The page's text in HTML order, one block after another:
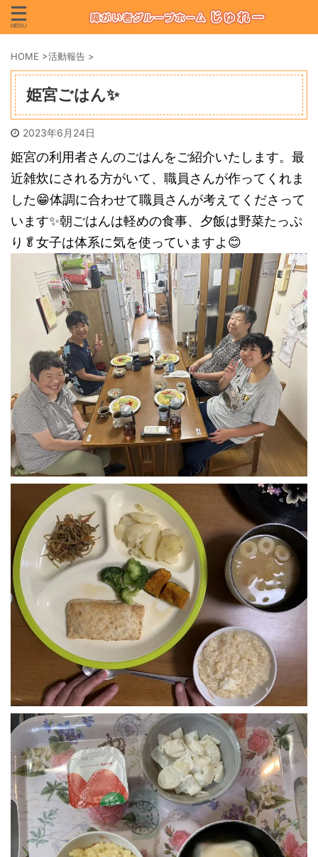
HOME >活動報告 >
姫宮ごはん✨
2023年6月24日
姫宮の利用者さんのごはんをご紹介いたします。最
近雑炊にされる方がいて、職員さんが作ってくれま
した😁体調に合わせて職員さんが考えてくださって
います✨朝ごはんは軽めの食事、夕飯は野菜たっぷ
り🥬女子は体系に気を使っていますよ😊